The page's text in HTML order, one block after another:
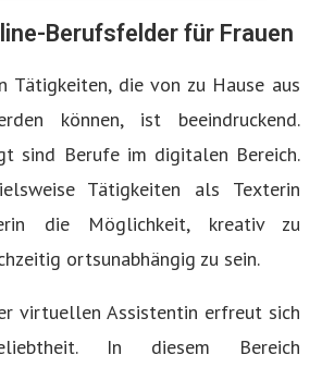
Berufsfelder für Frauen
Tätigkeiten, die von zu Hause aus
können, ist beeindruckend.
sind Berufe im digitalen Bereich.
Tätigkeiten als Texterin
die Möglichkeit, kreativ zu
ortsunabhängig zu sein.
virtuellen Assistentin erfreut sich
In diesem Bereich